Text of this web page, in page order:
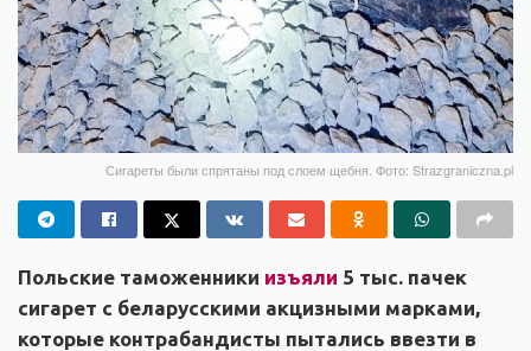
Сигареты были спрятаны под слоем щебня. Фото: Strazgraniczna.pl
Польские таможенники изъяли 5 тыс. пачек
сигарет с беларусскими акцизными марками,
которые контрабандисты пытались ввезти в